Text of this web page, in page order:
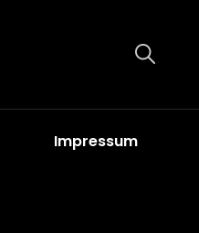
Impressum